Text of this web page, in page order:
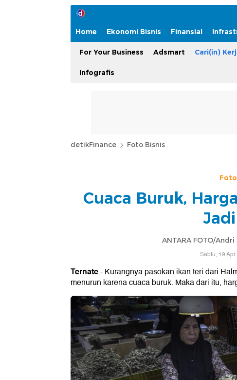
Home Ekonomi Bisnis Finansial
For Your Business Adsmart Cari(in)
Infografis
detikFinance Foto Bisnis
Cuaca Buruk,
ANTARA FOTO/
Sabtu, 19
Ternate- Kurangnya pasokan ikan teri dari
menurun karena cuaca buruk. Maka dari itu,